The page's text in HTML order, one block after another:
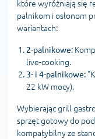
które wyróżniają się
palnikom i osłonom
wariantach:
2-palnikowe:
live-cooking.
3- i 4-palnikowe:
22 kW mocy).
Wybierając grill
sprzęt gotowy do
kompatybilny ze